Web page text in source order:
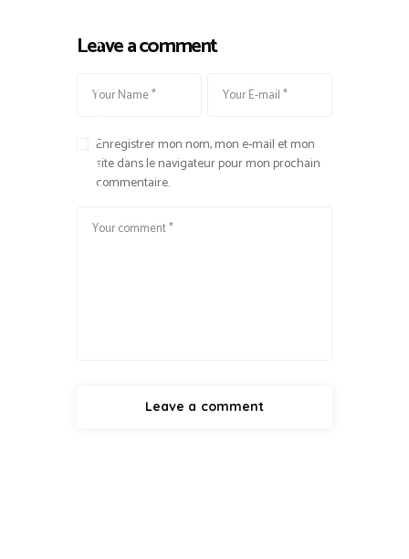
n
l
H
u
m
n
Leave a comment
Enregistrer mon nom, mon e-mail et mon
site dans le navigateur pour mon prochain
commentaire.